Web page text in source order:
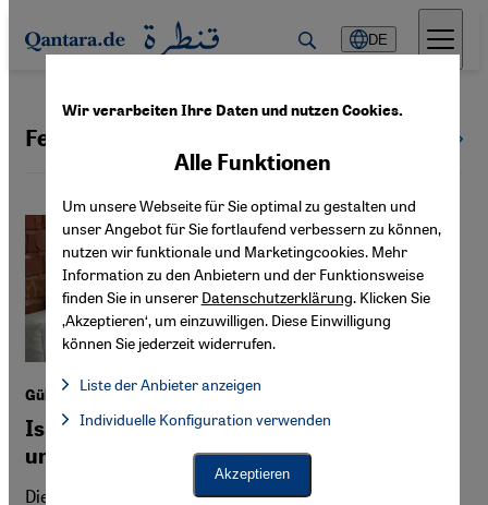
Direkt zum Inhalt springen
DE
Fethullah Gülen
Gülen-Bewegung in der Türkei
Islamisch-moralische Führung: ein
uneingelöstes Versprechen
Die Gülen-Bewegung wird oft als einzigartig dargestellt.
Wir verarbeiten Ihre Daten und nutzen Cookies.
Alle Funktionen
Um unsere Webseite für Sie optimal zu gestalten und
unser Angebot für Sie fortlaufend verbessern zu können,
nutzen wir funktionale und Marketingcookies. Mehr
Information zu den Anbietern und der Funktionsweise
finden Sie in unserer Datenschutzerklärung. Klicken Sie
‚Akzeptieren‘, um einzuwilligen. Diese Einwilligung
können Sie jederzeit widerrufen.
Liste der Anbieter anzeigen
Facebook Embed / Facebook Connect, Google Maps Embed,
Facebook Embed / Facebook Connect
Individuelle Konfiguration verwenden
Akzeptieren